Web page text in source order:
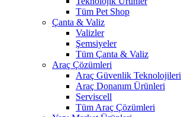
Tüm Pet Shop
Çanta & Valiz
Valizler
Şemsiyeler
Tüm Çanta & Valiz
Araç Çözümleri
Araç Güvenlik Teknolojileri
Araç Donanım Ürünleri
Serviscell
Tüm Araç Çözümleri